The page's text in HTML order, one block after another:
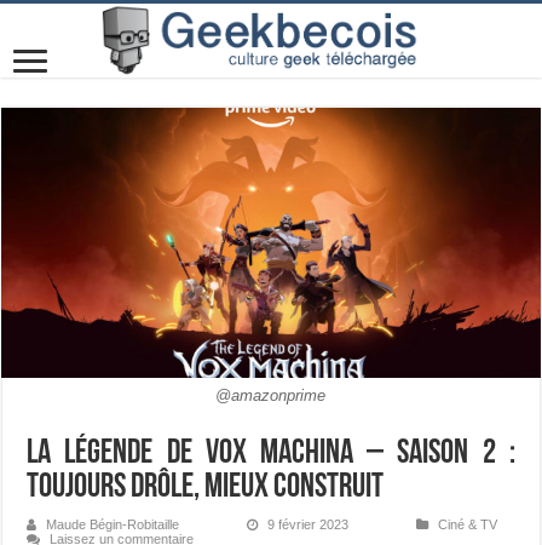
@amazonprime
La Légende de Vox Machina – Saison 2 :
toujours drôle, mieux construit
Maude Bégin-Robitaille 9 février 2023
Ciné & TV
Laissez un commentaire